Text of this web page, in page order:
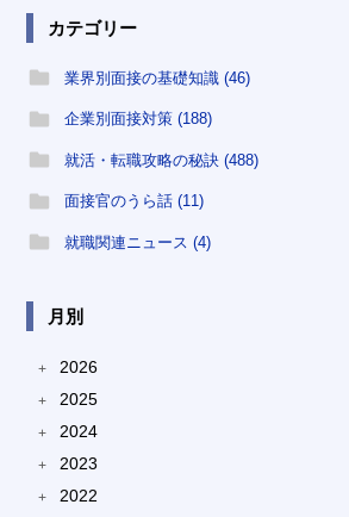
カテゴリー
業界別面接の基礎知識 (46)
企業別面接対策 (188)
就活・転職攻略の秘訣 (488)
面接官のうら話 (11)
就職関連ニュース (4)
月別
+ 2026
+ 2025
+ 2024
+ 2023
+ 2022